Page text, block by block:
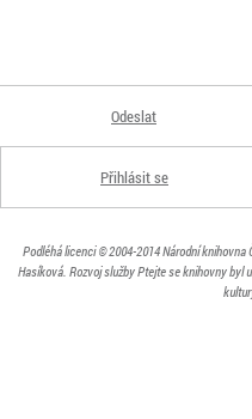
Odeslat
Přihlásit se
Podléhá licenci© 2004-2014Národní knihovna
Hasíková. Rozvoj služby Ptejte se knihovny byl